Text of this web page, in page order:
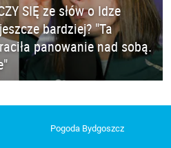
SIĘ ze słów o Idze
bardziej? "Ta
panowanie nad sobą.
Pogoda Bydgoszcz